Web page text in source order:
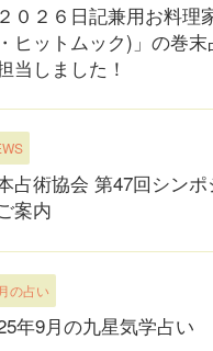
２０２６日記兼用お料理
ヒットムック)」の巻
当しました！
占術協会 第47回シン
案内
の占い
年9月の九星気学占い